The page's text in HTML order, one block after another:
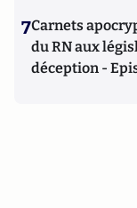
7Carnets
du RN aux
déception -